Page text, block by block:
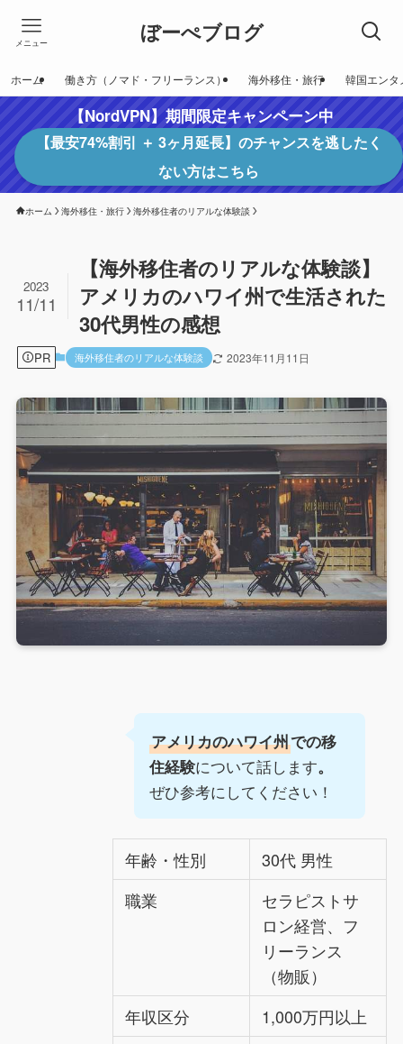
ぼーぺブログ
メニュー
ホーム 働き方（ノマド・フリーランス） 海外移住・旅行 韓国エンタ
【NordVPN】期間限定キャンペーン中
【最安74%割引 ＋ 3ヶ月延長】のチャンスを逃したく
ない方はこちら
ホーム 海外移住・旅行 海外移住者のリアルな体験談
【海外移住者のリアルな体験談】
アメリカのハワイ州で生活された
30代男性の感想
2023
11/11
PR 海外移住者のリアルな体験談 2023年11月11日
アメリカのハワイ州での移
住経験について話します。
ぜひ参考にしてください！
年齢・性別
30代 男性
職業
セラピストサ
ロン経営、フ
リーランス
（物販）
年収区分
1,000万円以上